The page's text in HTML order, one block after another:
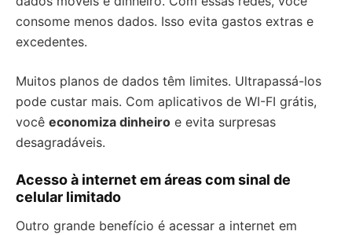
consome menos dados. Isso evita gastos extras e
excedentes.
Muitos planos de dados têm limites. Ultrapassá-los
pode custar mais. Com aplicativos de WI-FI grátis,
você economiza dinheiro e evita surpresas
desagradáveis.
Acesso à internet em áreas com sinal de
celular limitado
Outro grande benefício é acessar a internet em